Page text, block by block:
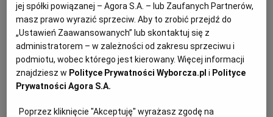
jej spółki powiązanej – Agora S.A. – lub Zaufanych Partnerów,
masz prawo wyrazić sprzeciw. Aby to zrobić przejdź do
„Ustawień Zaawansowanych” lub skontaktuj się z
administratorem – w zależności od zakresu sprzeciwu i
podmiotu, wobec którego jest kierowany. Więcej informacji
znajdziesz w Polityce Prywatności Wyborcza.pl i Polityce
Prywatności Agora S.A.
Poprzez kliknięcie "Akceptuję" wyrażasz zgodę na